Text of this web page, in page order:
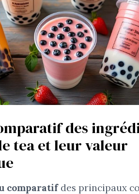
des
tea et leur valeur
comparatifdes principaux